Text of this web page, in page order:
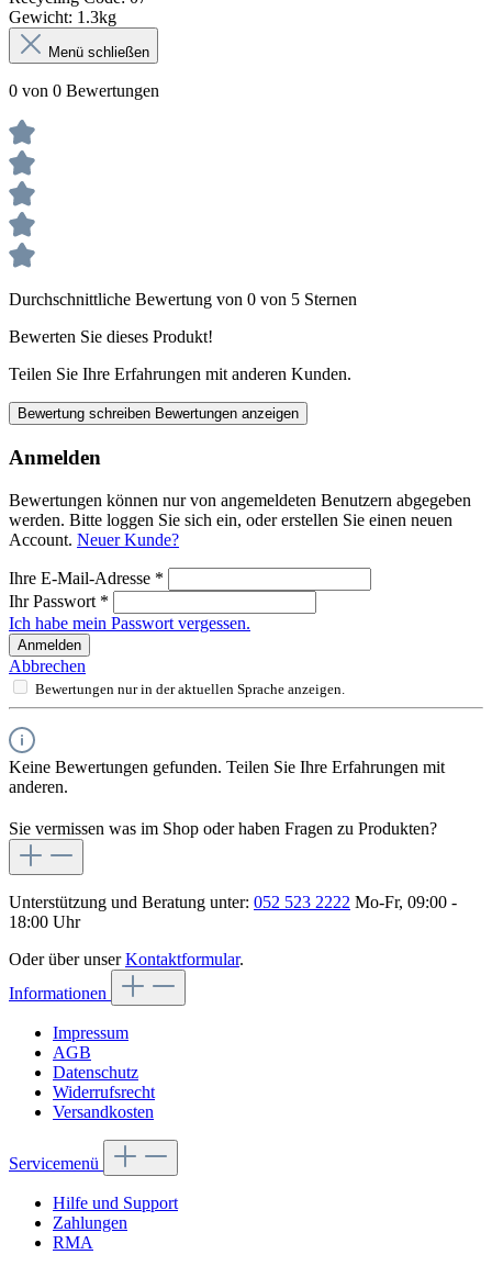
Gewicht: 1.3kg
Menü schließen
0 von 0 Bewertungen
Durchschnittliche Bewertung von 0 von 5 Sternen
Bewerten Sie dieses Produkt!
Teilen Sie Ihre Erfahrungen mit anderen Kunden.
Bewertung schreiben Bewertungen anzeigen
Anmelden
Bewertungen können nur von angemeldeten Benutzern abgegeben
werden. Bitte loggen Sie sich ein, oder erstellen Sie einen neuen
Account. Neuer Kunde?
Ihre E-Mail-Adresse *
Ihr Passwort *
Ich habe mein Passwort vergessen.
Anmelden
Abbrechen
Bewertungen nur in der aktuellen Sprache anzeigen.
Keine Bewertungen gefunden. Teilen Sie Ihre Erfahrungen mit
anderen.
Sie vermissen was im Shop oder haben Fragen zu Produkten?
Unterstützung und Beratung unter: 052 523 2222 Mo-Fr, 09:00 -
18:00 Uhr
Oder über unserKontaktformular.
Informationen
Impressum
AGB
Datenschutz
Widerrufsrecht
Versandkosten
Servicemenü
Hilfe und Support
Zahlungen
RMA